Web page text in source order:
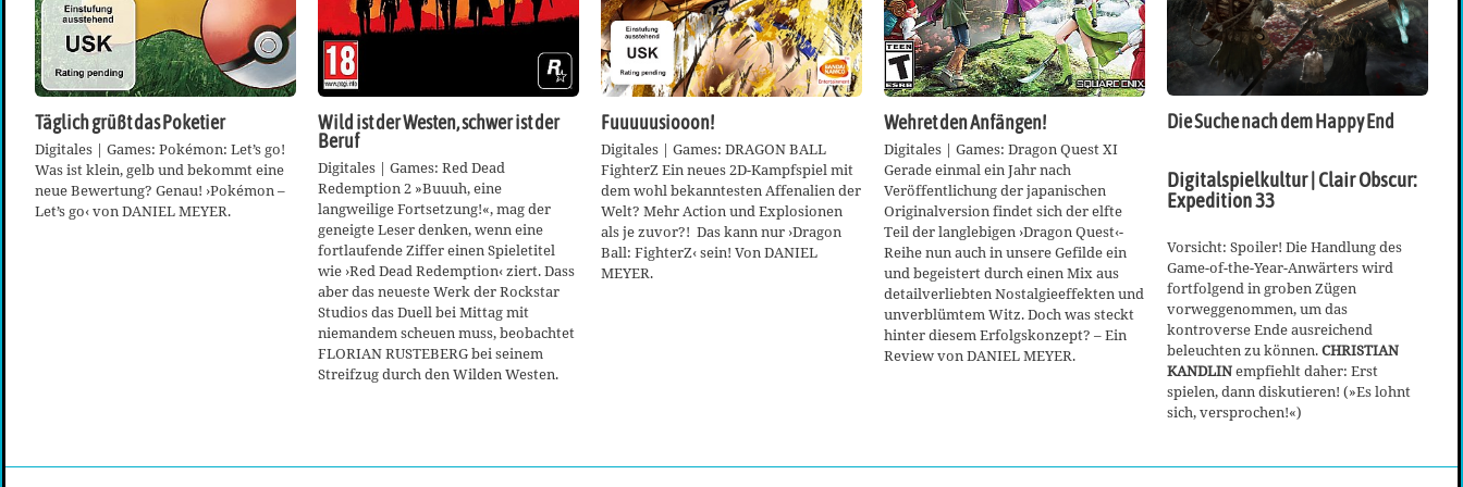
Täglich grüßt das Poketier
Digitales | Games: Pokémon: Let’s go!
Was ist klein, gelb und bekommt eine
neue Bewertung? Genau! ›Pokémon –
Let’s go‹ von DANIEL MEYER.
Wild ist der Westen, schwer ist der
Beruf
Digitales | Games: Red Dead
Redemption 2 »Buuuh, eine
langweilige Fortsetzung!«, mag der
geneigte Leser denken, wenn eine
fortlaufende Ziffer einen Spieletitel
wie ›Red Dead Redemption‹ ziert. Dass
aber das neueste Werk der Rockstar
Studios das Duell bei Mittag mit
niemandem scheuen muss, beobachtet
FLORIAN RUSTEBERG bei seinem
Streifzug durch den Wilden Westen.
Fuuuuusiooon!
Digitales | Games: DRAGON BALL
FighterZ Ein neues 2D-Kampfspiel mit
dem wohl bekanntesten Affenalien der
Welt? Mehr Action und Explosionen
als je zuvor?! Das kann nur ›Dragon
Ball: FighterZ‹ sein! Von DANIEL
MEYER.
Wehret den Anfängen!
Digitales | Games: Dragon Quest XI
Gerade einmal ein Jahr nach
Veröffentlichung der japanischen
Originalversion findet sich der elfte
Teil der langlebigen ›Dragon Quest‹-
Reihe nun auch in unsere Gefilde ein
und begeistert durch einen Mix aus
detailverliebten Nostalgieeffekten und
unverblümtem Witz. Doch was steckt
hinter diesem Erfolgskonzept? – Ein
Review von DANIEL MEYER.
Die Suche nach dem Happy End
Digitalspielkultur | Clair Obscur:
Expedition 33
Vorsicht: Spoiler! Die Handlung des
Game-of-the-Year-Anwärters wird
fortfolgend in groben Zügen
vorweggenommen, um das
kontroverse Ende ausreichend
beleuchten zu können.CHRISTIAN
KANDLINempfiehlt daher: Erst
spielen, dann diskutieren! (»Es lohnt
sich, versprochen!«)